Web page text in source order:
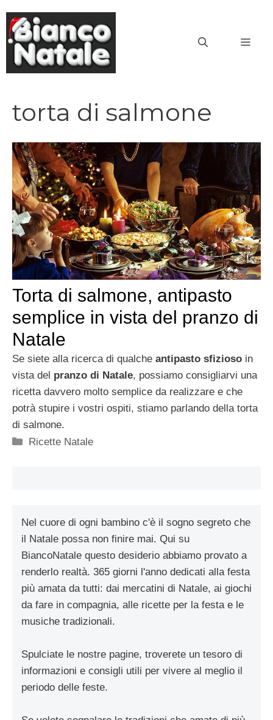
contenuto
torta di salmone
Torta di salmone, antipasto
semplice in vista del pranzo di
Natale
Se siete alla ricerca di qualche antipasto sfizioso in
vista del pranzo di Natale, possiamo consigliarvi una
ricetta davvero molto semplice da realizzare e che
potrà stupire i vostri ospiti, stiamo parlando della torta
di salmone.
Categorie
Ricette Natale
Nel cuore di ogni bambino c'è il sogno segreto che
il Natale possa non finire mai. Qui su
BiancoNatale questo desiderio abbiamo provato a
renderlo realtà. 365 giorni l'anno dedicati alla festa
più amata da tutti: dai mercatini di Natale, ai giochi
da fare in compagnia, alle ricette per la festa e le
musiche tradizionali.
Spulciate le nostre pagine, troverete un tesoro di
informazioni e consigli utili per vivere al meglio il
periodo delle feste.